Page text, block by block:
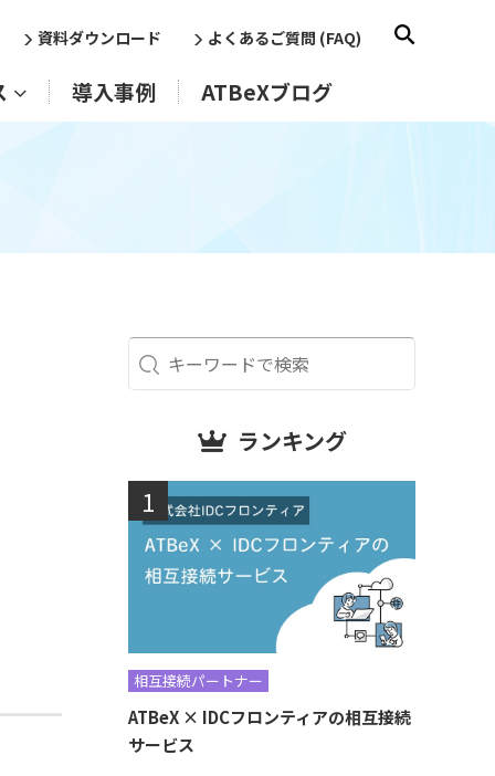
資料ダウンロード よくあるご質問 (FAQ)
導入事例 ATBeXブログ
ランキング
相互接続パートナー
ATBeX × IDCフロンティアの相互接続
サービス